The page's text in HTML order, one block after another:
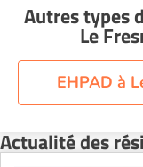
Autres types
Le
EHPAD à
Actualité des